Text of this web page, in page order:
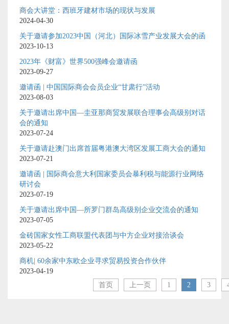
商会大讲堂：西班牙建材市场的现状与发展
2024-04-30
关于邀请参加2023中国（河北）国际冰雪产业发展大会的函
2023-10-13
2023年《财富》世界500强峰会邀请函
2023-09-27
邀请函 | 中国国际商会会员企业“甘肃行”活动
2023-08-03
关于邀请出席中国—圭亚那商贸发展联合理事会高级别对话
会的通知
2023-07-24
关于邀请赴澳门出席首届粤港澳大湾区发展工商大会的通知
2023-07-21
邀请函 | 国际商会意大利国家委员会暴利税与能源行业网络
研讨会
2023-07-19
关于邀请出席中国—所罗门群岛高级别企业交流会的通知
2023-07-05
金砖国家女性工商联盟代表团与中方企业对接洽谈会
2023-05-22
商机| 60余家中东欧企业寻求贸易投资合作伙伴
2023-04-19
首页
上一页 1 2 3